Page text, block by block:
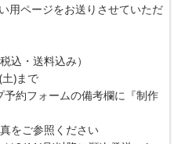
用ページをお送りさせていただ
込・送料込み）
)まで
予約フォームの備考欄に『制作
をご参照ください